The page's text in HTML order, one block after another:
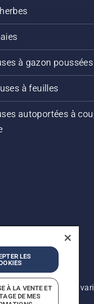
à gazon poussées
à feuilles
autoportées à
peut légèrement
LES
À LA VENTE ET
DE MES